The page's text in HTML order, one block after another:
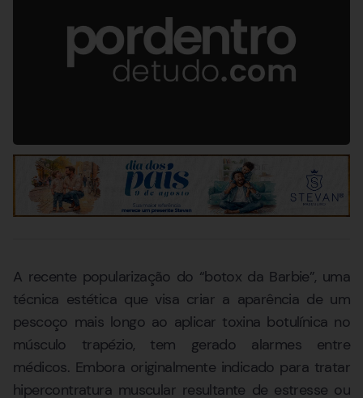
A recente popularização do “botox da Barbie”, uma
técnica estética que visa criar a aparência de um
pescoço mais longo ao aplicar toxina botulínica no
músculo trapézio, tem gerado alarmes entre
médicos. Embora originalmente indicado para tratar
hipercontratura muscular resultante de estresse ou